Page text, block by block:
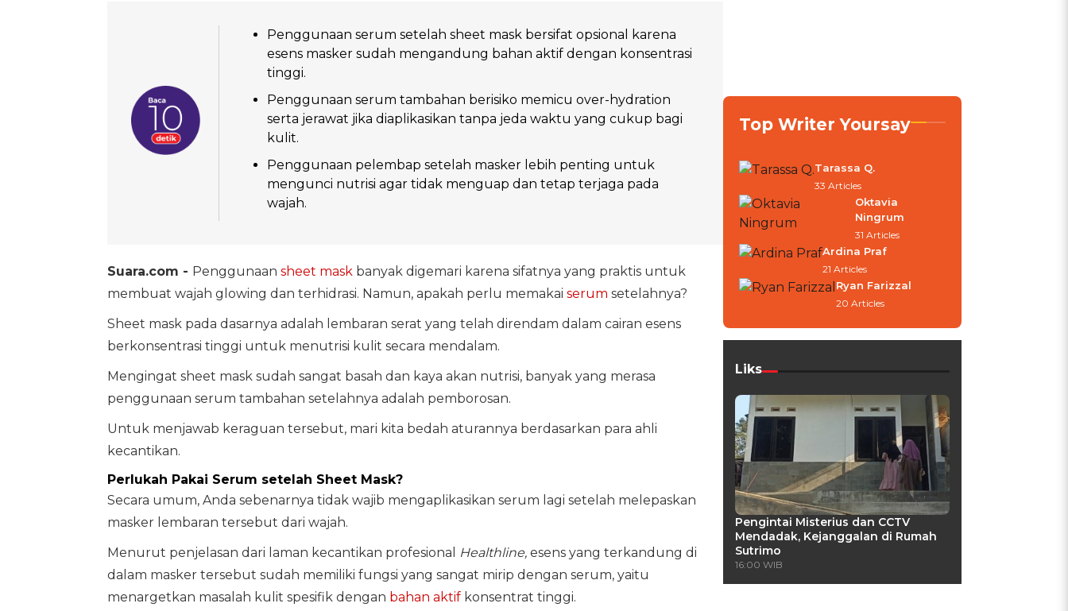
Penggunaan serum setelah sheet mask bersifat opsional karena
esens masker sudah mengandung bahan aktif dengan konsentrasi
tinggi.
Penggunaan serum tambahan berisiko memicu over-hydration
serta jerawat jika diaplikasikan tanpa jeda waktu yang cukup bagi
kulit.
Penggunaan pelembap setelah masker lebih penting untuk
mengunci nutrisi agar tidak menguap dan tetap terjaga pada
wajah.
Suara.com - Penggunaan sheet mask banyak digemari karena sifatnya yang praktis untuk
membuat wajah glowing dan terhidrasi. Namun, apakah perlu memakai serum setelahnya?
Sheet mask pada dasarnya adalah lembaran serat yang telah direndam dalam cairan esens
berkonsentrasi tinggi untuk menutrisi kulit secara mendalam.
Mengingat sheet mask sudah sangat basah dan kaya akan nutrisi, banyak yang merasa
penggunaan serum tambahan setelahnya adalah pemborosan.
Untuk menjawab keraguan tersebut, mari kita bedah aturannya berdasarkan para ahli
kecantikan.
Perlukah Pakai Serum setelah Sheet Mask?
Secara umum, Anda sebenarnya tidak wajib mengaplikasikan serum lagi setelah melepaskan
masker lembaran tersebut dari wajah.
Menurut penjelasan dari laman kecantikan profesional
Healthline,esens yang terkandung di
dalam masker tersebut sudah memiliki fungsi yang sangat mirip dengan serum, yaitu
menargetkan masalah kulit spesifik dengan bahan aktifkonsentrat tinggi.
Top Writer Yoursay
Tarassa Q.
33 Articles
Oktavia
Ningrum
31 Articles
Ardina Praf
21 Articles
Ryan Farizzal
20 Articles
Liks
Pengintai Misterius dan CCTV
Mendadak, Kejanggalan di Rumah
Sutrimo
16:00 WIB